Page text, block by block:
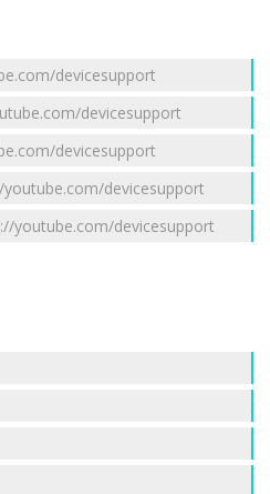
devicesupport
devicesupport
devicesupport
devicesupport
youtube.com/devicesupport